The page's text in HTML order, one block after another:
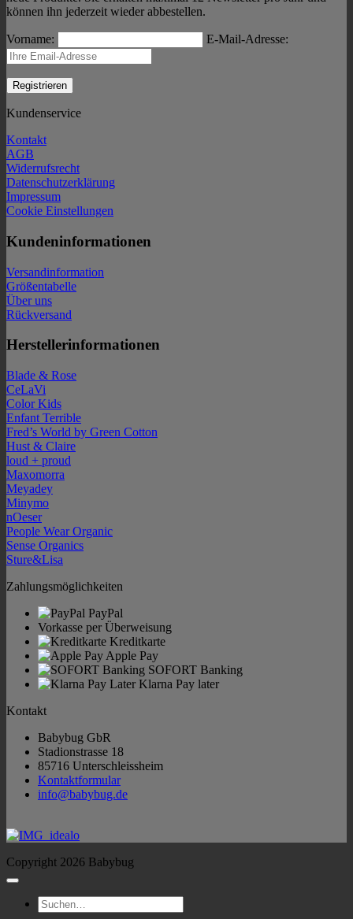
können ihn jederzeit wieder abbestellen.
Vorname: E-Mail-Adresse:
Kundenservice
Kontakt
AGB
Widerrufsrecht
Datenschutzerklärung
Impressum
Cookie Einstellungen
Kundeninformationen
Versandinformation
Größentabelle
Über uns
Rückversand
Herstellerinformationen
Blade & Rose
CeLaVi
Color Kids
Enfant Terrible
Fred’s World by Green Cotton
Hust & Claire
loud + proud
Maxomorra
Meyadey
Minymo
nOeser
People Wear Organic
Sense Organics
Sture&Lisa
Zahlungsmöglichkeiten
PayPal
Vorkasse per Überweisung
Kreditkarte
Apple Pay
SOFORT Banking
Klarna Pay later
Kontakt
Babybug GbR
Stadionstrasse 18
85716 Unterschleissheim
Kontaktformular
info@babybug.de
Copyright 2026 Babybug
Suchen